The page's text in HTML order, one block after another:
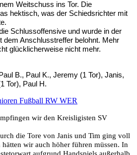
Weitschuss ins Tor. Die
hektisch, was der Schiedsrichter mit
Schlussoffensive und wurde in der
dem Anschlusstreffer belohnt. Mehr
glücklicherweise nicht mehr.
B., Paul K., Jeremy (1 Tor), Janis,
Tor), Paul H.
wir den Kreisligisten SV
die Tore von Janis und Tim ging voll
wir auch höher führen müssen. In